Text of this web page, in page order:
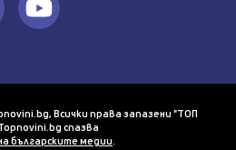
Всички права запазени "ТОП
спазва
българските медии.